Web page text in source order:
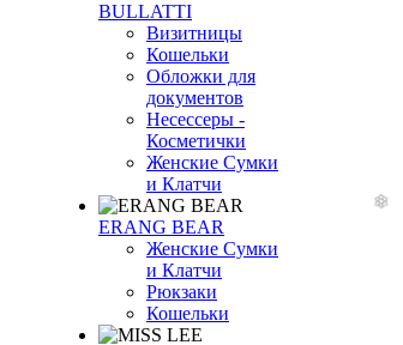
BULLATTI
Визитницы
Кошельки
Обложки для
документов
Несессеры -
Косметички
Женские Сумки
и Клатчи
ERANG BEAR
Женские Сумки
и Клатчи
Рюкзаки
Кошельки